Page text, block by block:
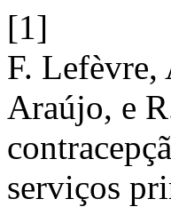
[1]
F. Lefèvre,
Araújo, e
serviços